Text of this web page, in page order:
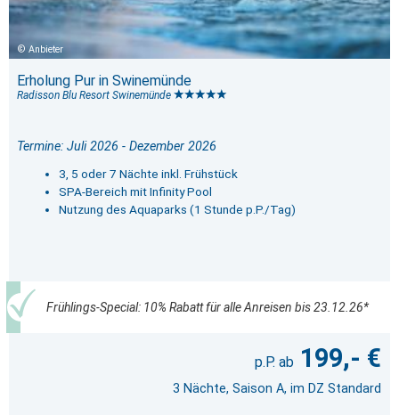
Anbieter
Erholung Pur in Swinemünde
Radisson Blu Resort Swinemünde
Termine: Juli 2026 - Dezember 2026
3, 5 oder 7 Nächte inkl. Frühstück
SPA-Bereich mit Infinity Pool
Nutzung des Aquaparks (1 Stunde p.P./Tag)
Frühlings-Special: 10% Rabatt für alle Anreisen bis 23.12.26*
199,- €
3 Nächte, Saison A, im DZ Standard